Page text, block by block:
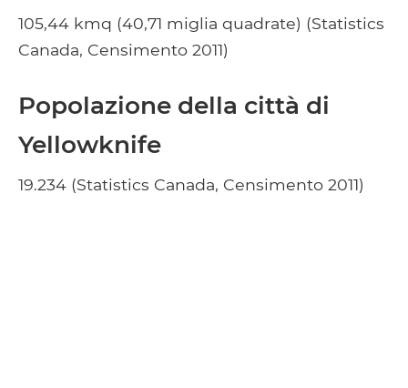
105,44 kmq (40,71 miglia quadrate) (Statistics
Canada, Censimento 2011)
Popolazione della città di
Yellowknife
19.234 (Statistics Canada, Censimento 2011)